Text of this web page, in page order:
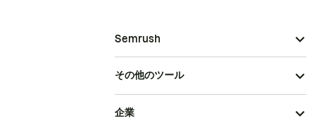
Semrush
その他のツール
企業